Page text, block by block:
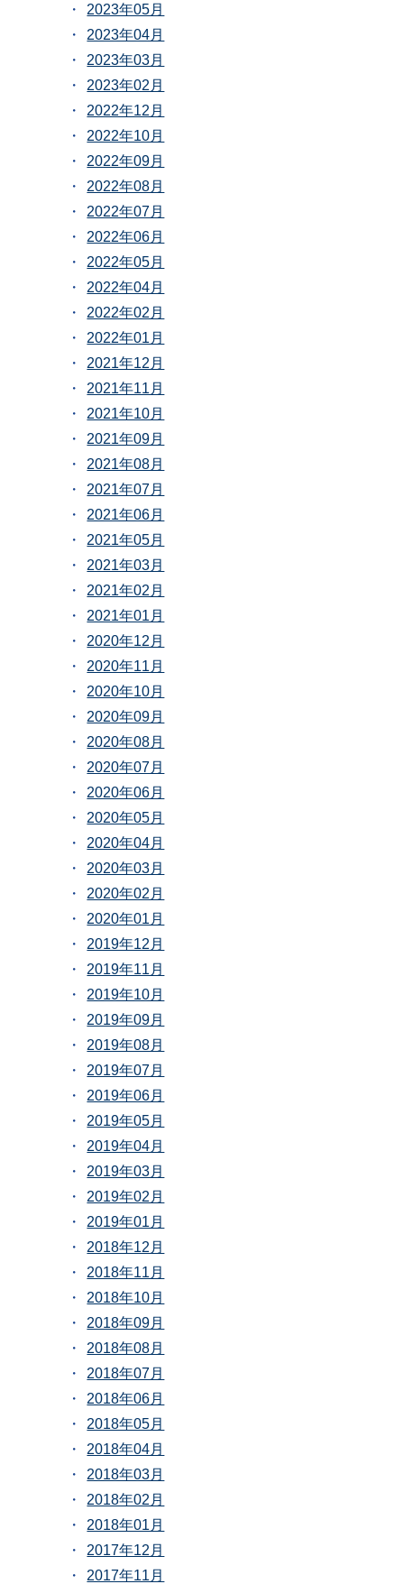
2023年05月
2023年04月
2023年03月
2023年02月
2022年12月
2022年10月
2022年09月
2022年08月
2022年07月
2022年06月
2022年05月
2022年04月
2022年02月
2022年01月
2021年12月
2021年11月
2021年10月
2021年09月
2021年08月
2021年07月
2021年06月
2021年05月
2021年03月
2021年02月
2021年01月
2020年12月
2020年11月
2020年10月
2020年09月
2020年08月
2020年07月
2020年06月
2020年05月
2020年04月
2020年03月
2020年02月
2020年01月
2019年12月
2019年11月
2019年10月
2019年09月
2019年08月
2019年07月
2019年06月
2019年05月
2019年04月
2019年03月
2019年02月
2019年01月
2018年12月
2018年11月
2018年10月
2018年09月
2018年08月
2018年07月
2018年06月
2018年05月
2018年04月
2018年03月
2018年02月
2018年01月
2017年12月
2017年11月